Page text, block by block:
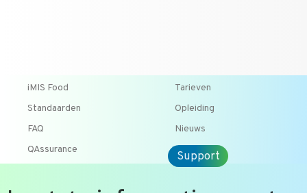
iMIS Food
Tarieven
Standaarden
Opleiding
FAQ
Nieuws
QAssurance
Support